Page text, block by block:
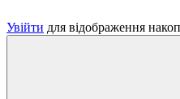
Увійти для відображення